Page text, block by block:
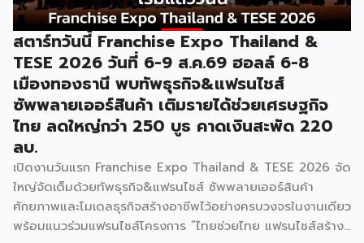
สตาร์ทวันนี้ Franchise Expo Thailand &
TESE 2026 วันที่ 6-9 ส.ค.69 ฮอลล์ 6-8
เมืองทองธานี พบทัพธุรกิจ&แฟรนไชส์
ซัพพลายเออร์สินค้า เติมรายได้ช่วยเศรษฐกิจ
ไทย ลดใหญ่กว่า 250 บูธ คาดเงินสะพัด 220
ลบ.
เปิดงานวันแรก Franchise Expo Thailand & TESE 2026 จัด
ใหญ่จัดเต็มด้วยทัพธุรกิจ&แฟรนไชส์ ซัพพลายเออร์สินค้า
ศักยภาพและโมเดลธุรกิจสร้างอาชีพไว้อย่างครบวงจรในงานเดียว
พร้อมแนวร่วมแฟรนไชส์โครงการ “ไทยช่วยไทย แฟรนไชส์สร้าง